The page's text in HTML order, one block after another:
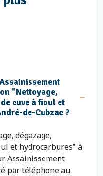
"Nettoyage,
cuve à fioul et
de-Cubzac ?
dégazage,
et hydrocarbures" à
Assainissement
par téléphone au